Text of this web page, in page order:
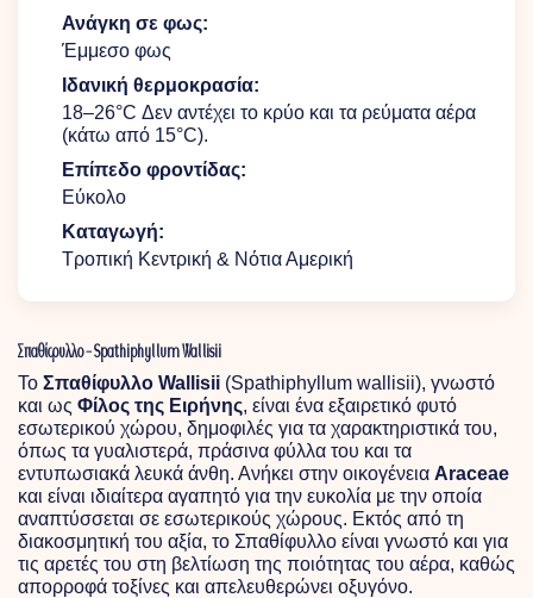
Ανάγκη σε φως:
Έμμεσο φως
Ιδανική θερμοκρασία:
18–26°C Δεν αντέχει το κρύο και τα ρεύματα αέρα
(κάτω από 15°C).
Επίπεδο φροντίδας:
Εύκολο
Καταγωγή:
Τροπική Κεντρική & Νότια Αμερική
Σπαθίφυλλο – Spathiphyllum Wallisii
Το Σπαθίφυλλο Wallisii (Spathiphyllum wallisii), γνωστό
και ως Φίλος της Ειρήνης, είναι ένα εξαιρετικό φυτό
εσωτερικού χώρου, δημοφιλές για τα χαρακτηριστικά του,
όπως τα γυαλιστερά, πράσινα φύλλα του και τα
εντυπωσιακά λευκά άνθη. Ανήκει στην οικογένεια Araceae
και είναι ιδιαίτερα αγαπητό για την ευκολία με την οποία
αναπτύσσεται σε εσωτερικούς χώρους. Εκτός από τη
διακοσμητική του αξία, το Σπαθίφυλλο είναι γνωστό και για
τις αρετές του στη βελτίωση της ποιότητας του αέρα, καθώς
απορροφά τοξίνες και απελευθερώνει οξυγόνο.